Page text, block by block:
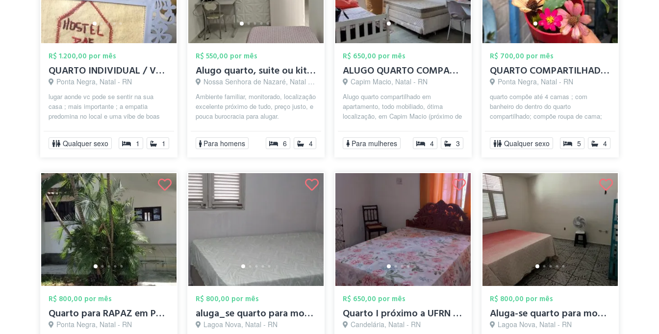
R$ 1.200,00 por mês
QUARTO INDIVIDUAL / VENTILADOR OU DUPLO
Ponta Negra, Natal - RN
lugar aonde vc pode se sentir na sua
casa ; mais importante ; a empatia
predomina no local e uma vibe de boas
opções...
Qualquer sexo 1 1
R$ 550,00 por mês
Alugo quarto, suite ou kitnet
Nossa Senhora de Nazaré, Natal - RN
Ambiente familiar, monitorado, localização
excelente próximo de tudo, preço justo, e
pouca burocracia para alugar.
Para homens 6 4
R$ 650,00 por mês
ALUGO QUARTO COMPARTILHADO
Capim Macio, Natal - RN
Alugo quarto compartilhado em
apartamento, todo mobiliado, ótima
localização, em Capim Macio (próximo de
cont...
Para mulheres 4 3
R$ 700,00 por mês
QUARTO COMPARTILHADO MASCULINO
Ponta Negra, Natal - RN
quarto compõe até 4 camas ; com
banheiro do dentro do quarto
compartilhado; compõe roupa de cama;
equipada co...
Qualquer sexo 5 4
R$ 800,00 por mês
Quarto para RAPAZ em Ponta Negra
Ponta Negra, Natal - RN
R$ 800,00 por mês
aluga_se quarto para moças
Lagoa Nova, Natal - RN
R$ 650,00 por mês
Quarto I próximo a UFRN e Natal Shopping
Candelária, Natal - RN
R$ 800,00 por mês
Aluga-se quarto para moças
Lagoa Nova, Natal - RN